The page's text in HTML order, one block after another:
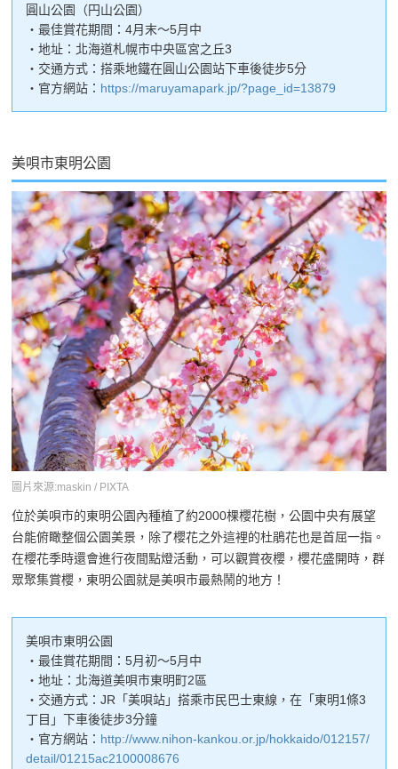
圓山公園（円山公園）
・最佳賞花期間：4月末～5月中
・地址：北海道札幌市中央區宮之丘3
・交通方式：搭乘地鐵在圓山公園站下車後徒步5分
・官方網站： https://maruyamapark.jp/?page_id=13879
美唄市東明公園
圖片來源:maskin / PIXTA
位於美唄市的東明公園內種植了約2000棵櫻花樹，公園中央有展望
台能俯瞰整個公園美景，除了櫻花之外這裡的杜鵑花也是首屈一指。
在櫻花季時還會進行夜間點燈活動，可以觀賞夜櫻，櫻花盛開時，群
眾聚集賞櫻，東明公園就是美唄市最熱鬧的地方！
美唄市東明公園
・最佳賞花期間：5月初～5月中
・地址：北海道美唄市東明町2區
・交通方式：JR「美唄站」搭乘市民巴士東線，在「東明1條3
丁目」下車後徒步3分鐘
・官方網站： http://www.nihon-kankou.or.jp/hokkaido/012157/
detail/01215ac2100008676